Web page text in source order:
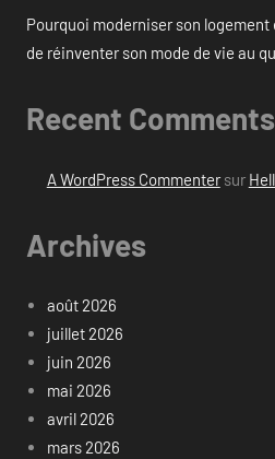
Pourquoi moderniser son
de réinventer son mode de vie au
Recent Comments
A WordPress Commentersur
Archives
août 2026
juillet 2026
juin 2026
mai 2026
avril 2026
mars 2026